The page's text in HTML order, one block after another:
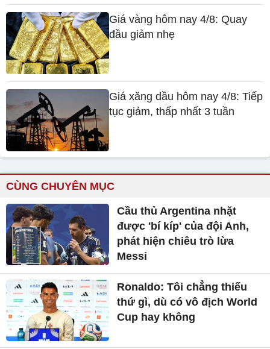
Giá vàng hôm nay 4/8: Quay
đầu giảm nhẹ
Giá xăng dầu hôm nay 4/8: Tiếp
tục giảm, thấp nhất 3 tuần
CÙNG CHUYÊN MỤC
Cầu thủ Argentina nhặt
được 'bí kíp' của đội Anh,
phát hiện chiêu trò lừa
Messi
Ronaldo: Tôi chẳng thiếu
thứ gì, dù có vô địch World
Cup hay không